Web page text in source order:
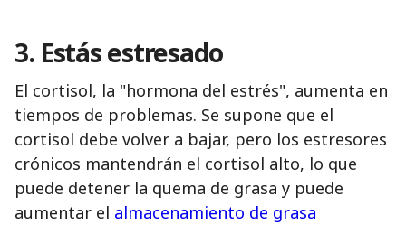
3. Estás estresado
El cortisol, la "hormona del estrés", aumenta en
tiempos de problemas. Se supone que el
cortisol debe volver a bajar, pero los estresores
crónicos mantendrán el cortisol alto, lo que
puede detener la quema de grasa y puede
aumentar el almacenamiento de grasa